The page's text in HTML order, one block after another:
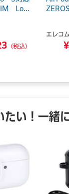
Lo...
（税込）
エレコム
たい！一緒